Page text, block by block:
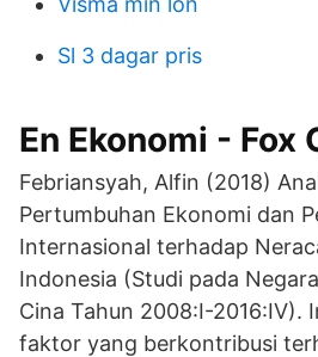
Sl 3 dagar pris
En Ekonomi - Fox
Febriansyah, Alfin (2018)
Pertumbuhan Ekonomi dan
Internasional terhadap
Indonesia (Studi pada
Cina Tahun 2008:I-2016:IV).
faktor yang berkontribusi